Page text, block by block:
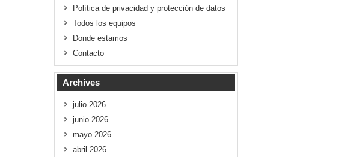
Política de privacidad y protección de datos
Todos los equipos
Donde estamos
Contacto
Archives
julio 2026
junio 2026
mayo 2026
abril 2026